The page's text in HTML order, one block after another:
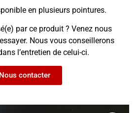
en plusieurs pointures.
par ce produit ? Venez nous
Nous vous conseillerons
l’entretien de celui-ci.
Nous contacter